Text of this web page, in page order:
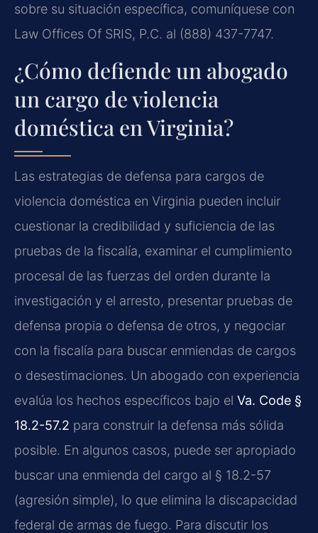
sobre su situación específica, comuníquese con
Law Offices Of SRIS, P.C. al (888) 437-7747.
¿Cómo defiende un abogado
un cargo de violencia
doméstica en Virginia?
Las estrategias de defensa para cargos de
violencia doméstica en Virginia pueden incluir
cuestionar la credibilidad y suficiencia de las
pruebas de la fiscalía, examinar el cumplimiento
procesal de las fuerzas del orden durante la
investigación y el arresto, presentar pruebas de
defensa propia o defensa de otros, y negociar
con la fiscalía para buscar enmiendas de cargos
o desestimaciones. Un abogado con experiencia
evalúa los hechos específicos bajo el Va. Code §
18.2-57.2 para construir la defensa más sólida
posible. En algunos casos, puede ser apropiado
buscar una enmienda del cargo al § 18.2-57
(agresión simple), lo que elimina la discapacidad
federal de armas de fuego. Para discutir los